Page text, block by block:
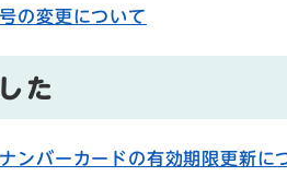
の変更について
た
ンバーカードの有効期限更新に